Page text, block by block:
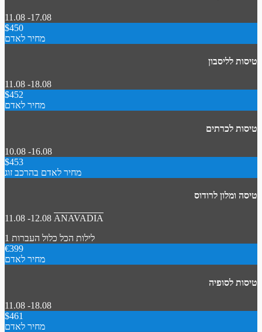
11.08 -17.08
$450
מחיר לאדם
טיסות לליסבון
11.08 -18.08
$452
מחיר לאדם
טיסות לכרתים
10.08 -16.08
$453
מחיר לאדם בהרכב זוג
טיסה ומלון לרודוס
11.08 -12.08 ANAVADIA
1 לילות הכל כלול העברות
€399
מחיר לאדם
טיסות לסופיה
11.08 -18.08
$461
מחיר לאדם